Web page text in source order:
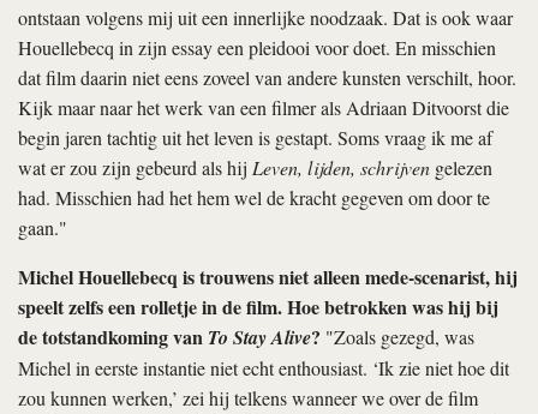
ontstaan volgens mij uit een innerlijke noodzaak. Dat is ook waar
Houellebecq in zijn essay een pleidooi voor doet. En misschien
dat film daarin niet eens zoveel van andere kunsten verschilt, hoor.
Kijk maar naar het werk van een filmer als Adriaan Ditvoorst die
begin jaren tachtig uit het leven is gestapt. Soms vraag ik me af
wat er zou zijn gebeurd als hij Leven, lijden, schrijven gelezen
had. Misschien had het hem wel de kracht gegeven om door te
gaan."
Michel Houellebecq is trouwens niet alleen mede-scenarist, hij
speelt zelfs een rolletje in de film. Hoe betrokken was hij bij
de totstandkoming van To Stay Alive? "Zoals gezegd, was
Michel in eerste instantie niet echt enthousiast. ‘Ik zie niet hoe dit
zou kunnen werken,’ zei hij telkens wanneer we over de film